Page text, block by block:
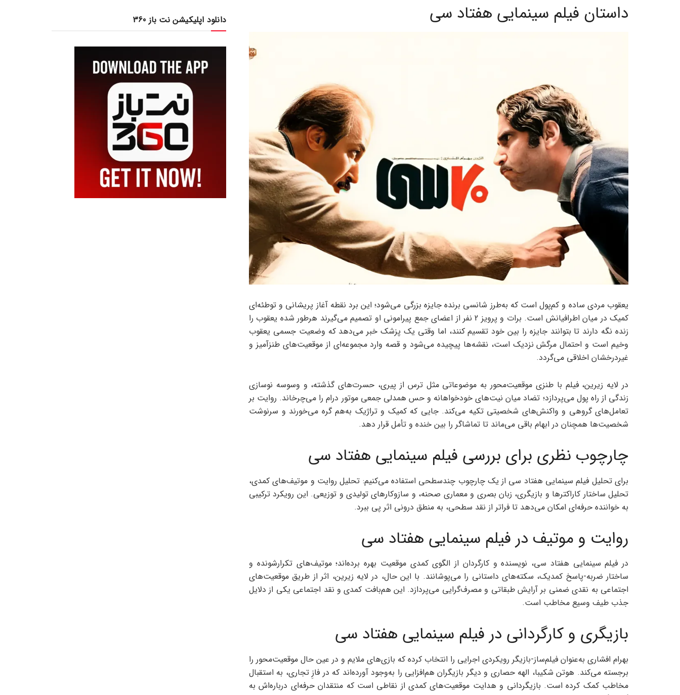
داستان فیلم سینمایی هفتاد سی
یعقوب مردی ساده و کم‌پول است که به‌طرز شانسی برنده جایزه بزرگی می‌شود؛ این برد نقطه آغاز پریشانی و توطئه‌ای
کمیک در میان اطرافیانش است. برات و پرویز 2 نفر از اعضای جمع پیرامونی او تصمیم می‌گیرند هرطور شده یعقوب را
زنده نگه دارند تا بتوانند جایزه را بین خود تقسیم کنند، اما وقتی یک پزشک خبر می‌دهد که وضعیت جسمی یعقوب
وخیم است و احتمال مرگش نزدیک است، نقشه‌ها پیچیده می‌شود و قصه وارد مجموعه‌ای از موقعیت‌های طنزآمیز و
غیردرخشان اخلاقی می‌گردد.
در لایه زیرین، فیلم با طنزی موقعیت‌محور به موضوعاتی مثل ترس از پیری، حسرت‌های گذشته، و وسوسه نوسازی
زندگی از راه پول می‌پردازد؛ تضاد میان نیت‌های خودخواهانه و حس همدلی جمعی موتور درام را می‌چرخاند. روایت بر
تعامل‌های گروهی و واکنش‌های شخصیتی تکیه می‌کند. جایی که کمیک و تراژیک به‌هم گره می‌خورند و سرنوشت
شخصیت‌ها همچنان در ابهام باقی می‌ماند تا تماشاگر را بین خنده و تأمل قرار دهد.
چارچوب نظری برای بررسی فیلم سینمایی هفتاد سی
برای تحلیل فیلم سینمایی هفتاد سی از یک چارچوب چندسطحی استفاده می‌کنیم: تحلیل روایت و موتیف‌های کمدی،
تحلیل ساختار کاراکترها و بازیگری، زبان بصری و معماری صحنه، و سازوکارهای تولیدی و توزیعی. این رویکرد ترکیبی
به خواننده حرفه‌ای امکان می‌دهد تا فراتر از نقد سطحی، به منطق درونی اثر پی ببرد.
روایت و موتیف در فیلم سینمایی هفتاد سی
در فیلم سینمایی هفتاد سی، نویسنده و کارگردان از الگوی کمدی موقعیت بهره برده‌اند؛ موتیف‌های تکرارشونده و
ساختار ضربه-پاسخ کمدیک، سکته‌های داستانی را می‌پوشانند. با این حال، در لایه زیرین، اثر از طریق موقعیت‌های
اجتماعی به نقدی ضمنی بر آرایش طبقاتی و مصرف‌گرایی می‌پردازد. این هم‌بافت کمدی و نقد اجتماعی یکی از دلایل
جذب طیف وسیع مخاطب است.
بازیگری و کارگردانی در فیلم سینمایی هفتاد سی
بهرام افشاری به‌عنوان فیلم‌ساز-بازیگر رویکردی اجرایی را انتخاب کرده که بازی‌های ملایم و در عین حال موقعیت‌محور را
برجسته می‌کند. هوتن شکیبا، الهه حصاری و دیگر بازیگران هم‌افزایی را به‌وجود آورده‌اند که در فازِ تجاری، به استقبال
مخاطب کمک کرده است. بازیگردانی و هدایت موقعیت‌های کمدی از نقاطی است که منتقدان حرفه‌ای درباره‌اش به
دانلود اپلیکیشن نت باز 360